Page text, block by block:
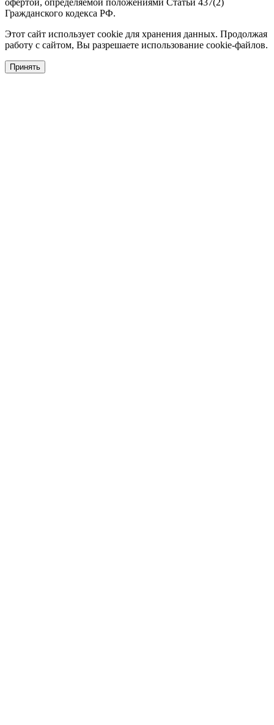
Гражданского кодекса РФ.
Этот сайт использует cookie для хранения данных. Продолжая
работу с сайтом, Вы разрешаете использование cookie-файлов.
Принять